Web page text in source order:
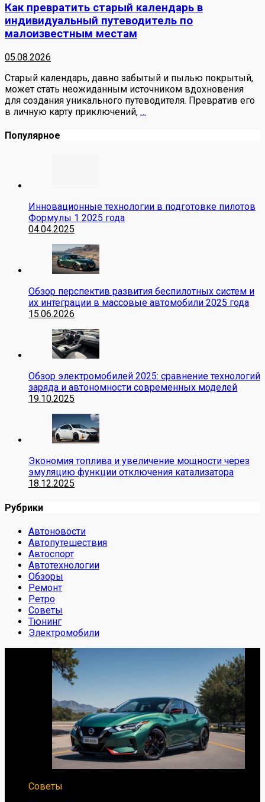
Как превратить старый календарь в
индивидуальный путеводитель по
малоизвестным местам
05.08.2026
Старый календарь, давно забытый и пылью покрытый,
может стать неожиданным источником вдохновения
для создания уникального путеводителя. Превратив его
в личную карту приключений, …
Популярное
Инновационные технологии в подготовке пилотов
Формулы 1 2025 года
04.04.2025
Обзор перспектив развития беспилотных систем и
их интеграции в массовые автомобили 2025 года
15.06.2026
Обзор электромобилей 2025: сравнение технологий
заряда и автономности современных моделей
19.10.2025
Экономия топлива и увеличение мощности через
эмуляцию функции отключения катализатора
18.12.2025
Рубрики
Автоновости
Автопутешествия
Автоспорт
Автотехнологии
Обзоры
Ремонт
Ретро
Советы
Тюнинг
Электромобили
Советы